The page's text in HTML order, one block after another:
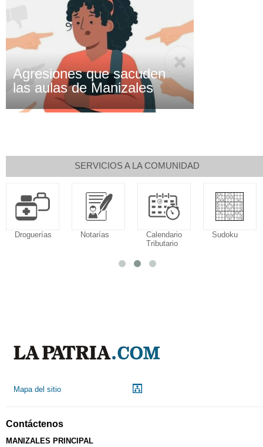
Agresiones que sacuden
las aulas de Manizales
SERVICIOS A LA COMUNIDAD
Droguerías Notarías
Calendario
Tributario
Sudoku
Mapa del sitio
Contáctenos
MANIZALES PRINCIPAL